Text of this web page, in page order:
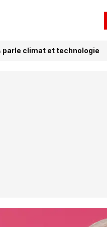
parle climat et technologie